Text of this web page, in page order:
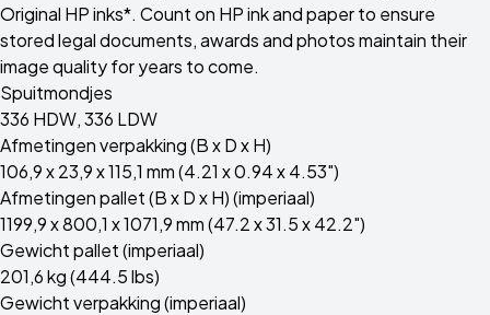
Original HP inks*. Count on HP ink and paper to ensure
stored legal documents, awards and photos maintain their
image quality for years to come.
Spuitmondjes
336 HDW, 336 LDW
Afmetingen verpakking (B x D x H)
106,9 x 23,9 x 115,1 mm (4.21 x 0.94 x 4.53")
Afmetingen pallet (B x D x H) (imperiaal)
1199,9 x 800,1 x 1071,9 mm (47.2 x 31.5 x 42.2")
Gewicht pallet (imperiaal)
201,6 kg (444.5 lbs)
Gewicht verpakking (imperiaal)